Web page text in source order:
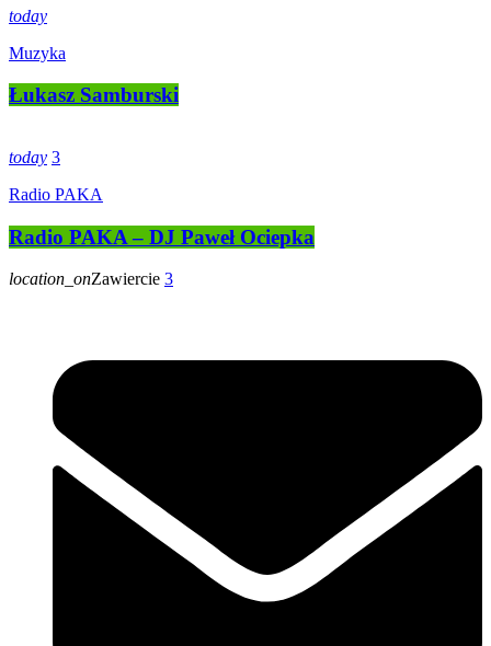
today
Muzyka
Łukasz Samburski
today 3
Radio PAKA
Radio PAKA – DJ Paweł Ociepka
location_onZawiercie 3